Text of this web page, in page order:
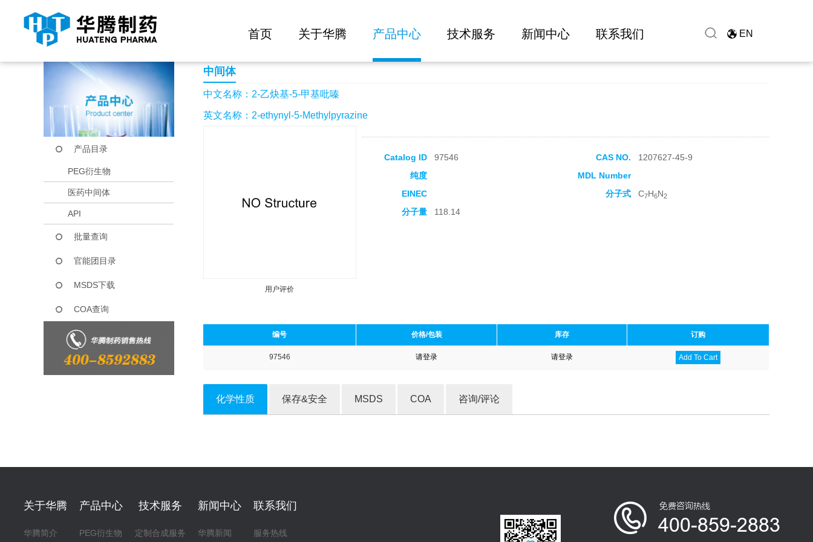
首页 关于华腾 产品中心 技术服务 新闻中心 联系我们 EN
当前位置： 首页 产品中心 2-乙炔基-5-甲基吡嗪
产品目录
PEG衍生物
医药中间体
API
批量查询
官能团目录
MSDS下载
COA查询
中间体
中文名称：2-乙炔基-5-甲基吡嗪
英文名称：2-ethynyl-5-Methylpyrazine
用户评价
Catalog ID 97546 CAS NO.
1207627-45-9
纯度
MDL Number
EINEC
分子式 C7H6N2
分子量 118.14
编号 价格/包装 库存 订购
97546 请登录 请登录 Add To Cart
化学性质 保存&安全 MSDS COA 咨询/评论
关于华腾
华腾简介
产品中心
PEG衍生物
技术服务
定制合成服务
新闻中心
华腾新闻
联系我们
服务热线